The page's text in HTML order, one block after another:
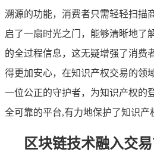
溯源的功能，消费者只需轻轻扫描
启了一扇时光之门，能够清晰地了
的全过程信息，这无疑增强了消费
得更加安心，在知识产权交易的领
一位公正的守护者，为知识产权的
全可靠的平台,有力地保护了知识产
区块链技术融入交